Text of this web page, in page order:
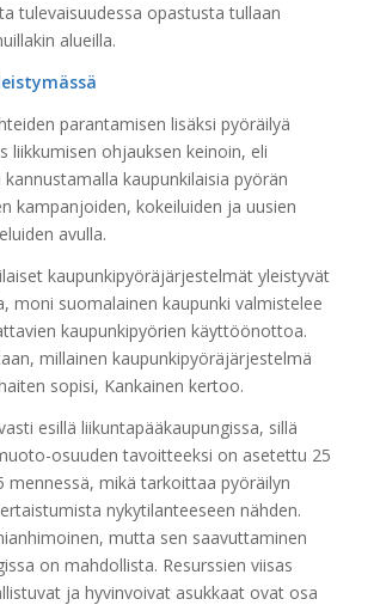
tulevaisuudessa opastusta tullaan
alueilla.
parantamisen lisäksi pyöräilyä
liikkumisen ohjauksen keinoin, eli
kaupunkilaisia pyörän
kampanjoiden, kokeiluiden ja uusien
avulla.
kaupunkipyöräjärjestelmät yleistyvät
moni suomalainen kaupunki valmistelee
kaupunkipyörien käyttöönottoa.
millainen kaupunkipyöräjärjestelmä
sopisi, Kankainen kertoo.
esillä liikuntapääkaupungissa, sillä
osuuden tavoitteeksi on asetettu 25
mennessä, mikä tarkoittaa pyöräilyn
nykytilanteeseen nähden.
mutta sen saavuttaminen
on mahdollista. Resurssien viisas
ja hyvinvoivat asukkaat ovat osa